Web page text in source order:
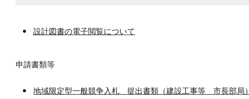
設計図書の電子閲覧について
申請書類等
地域限定型一般競争入札 提出書類（建設工事等 市長部局）